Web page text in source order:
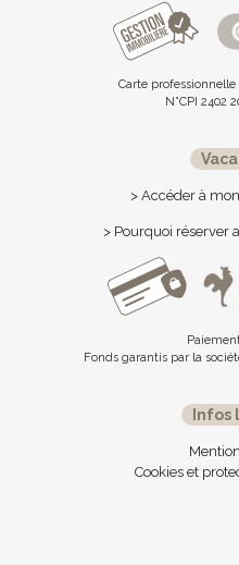
Carte
N°CPI 2402
> Accéder à
> Pourquoi réserver
Fonds garantis par la
Infos
Cookies et